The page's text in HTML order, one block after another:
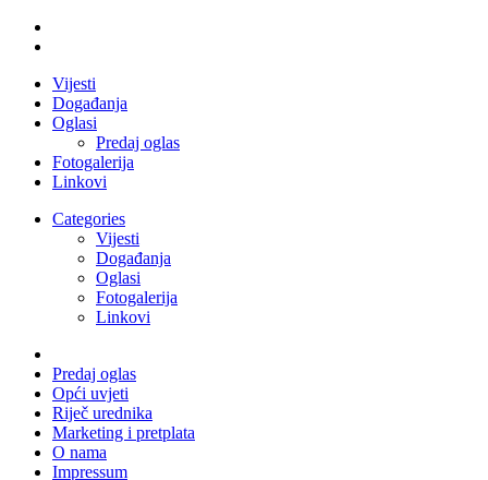
Vijesti
Događanja
Oglasi
Predaj oglas
Fotogalerija
Linkovi
Categories
Vijesti
Događanja
Oglasi
Fotogalerija
Linkovi
Predaj oglas
Opći uvjeti
Riječ urednika
Marketing i pretplata
O nama
Impressum